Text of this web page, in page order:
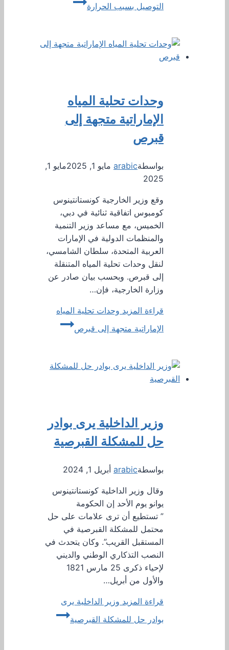
التوصيل بسبب الحرارة
وحدات تحلية المياه
الإماراتية متجهة إلى
قبرص
بواسطةarabic مايو 1, 2025
مايو 1,
2025
وقع وزير الخارجية كونستانتينوس
كومبوس اتفاقية ثنائية في دبي،
الخميس، مع مساعد وزير التنمية
والمنظمات الدولية في الإمارات
العربية المتحدة، سلطان الشامسي،
لنقل وحدات تحلية المياه المتنقلة
إلى قبرص. وبحسب بيان صادر عن
وزارة الخارجية، فإن…
قراءة المزيد وحدات تحلية المياه
الإماراتية متجهة إلى قبرص
وزير الداخلية يرى بوادر
حل للمشكلة القبرصية
بواسطةarabic أبريل 1, 2024
وقال وزير الداخلية كونستانتينوس
يوانو يوم الأحد إن الحكومة
” تستطيع أن ترى علامات على حل
محتمل للمشكلة القبرصية في
المستقبل القريب”. وكان يتحدث في
النصب التذكاري الوطني والديني
لإحياء ذكرى 25 مارس 1821
والأول من أبريل…
قراءة المزيد وزير الداخلية يرى
بوادر حل للمشكلة القبرصية